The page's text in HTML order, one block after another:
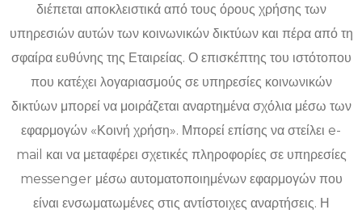
διέπεται αποκλειστικά από τους όρους χρήσης των
υπηρεσιών αυτών των κοινωνικών δικτύων και πέρα από τη
σφαίρα ευθύνης της Εταιρείας. Ο επισκέπτης του ιστότοπου
που κατέχει λογαριασμούς σε υπηρεσίες κοινωνικών
δικτύων μπορεί να μοιράζεται αναρτημένα σχόλια μέσω των
εφαρμογών «Κοινή χρήση». Μπορεί επίσης να στείλει e-
mail και να μεταφέρει σχετικές πληροφορίες σε υπηρεσίες
messenger μέσω αυτοματοποιημένων εφαρμογών που
είναι ενσωματωμένες στις αντίστοιχες αναρτήσεις. Η